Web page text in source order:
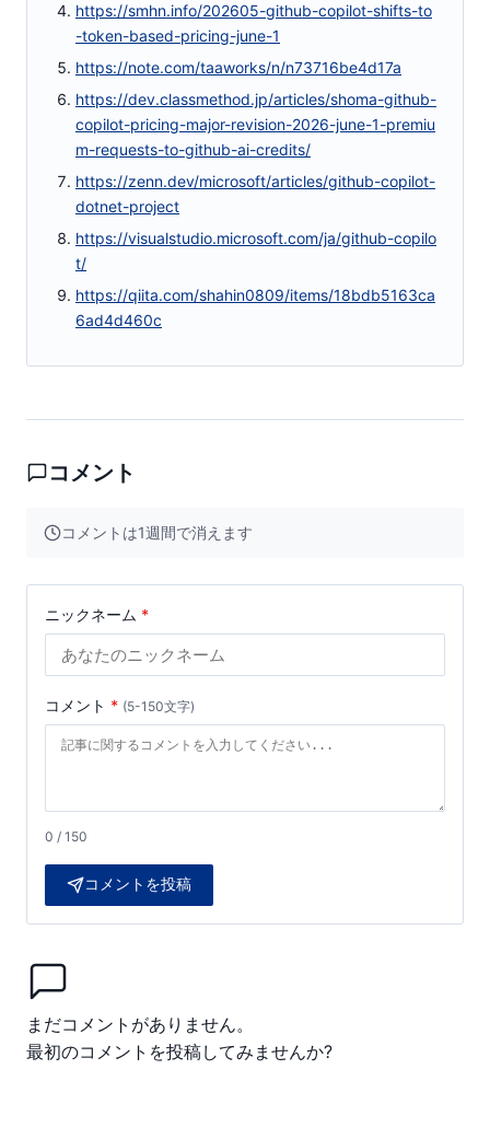
https://smhn.info/202605-github-copilot-shifts-to
-token-based-pricing-june-1
https://note.com/taaworks/n/n73716be4d17a
https://dev.classmethod.jp/articles/shoma-github-
copilot-pricing-major-revision-2026-june-1-premiu
m-requests-to-github-ai-credits/
https://zenn.dev/microsoft/articles/github-copilot-
dotnet-project
https://visualstudio.microsoft.com/ja/github-copilo
t/
https://qiita.com/shahin0809/items/18bdb5163ca
6ad4d460c
コメント
コメントは1週間で消えます
ニックネーム *
コメント * (5-150文字)
0 / 150
コメントを投稿
まだコメントがありません。
最初のコメントを投稿してみませんか?